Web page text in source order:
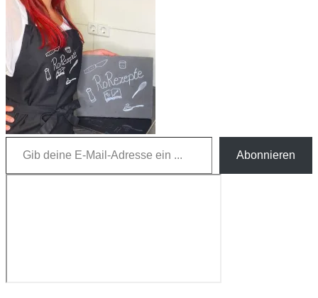
Gib deine E-Mail-Adresse ein ...
Abonnieren